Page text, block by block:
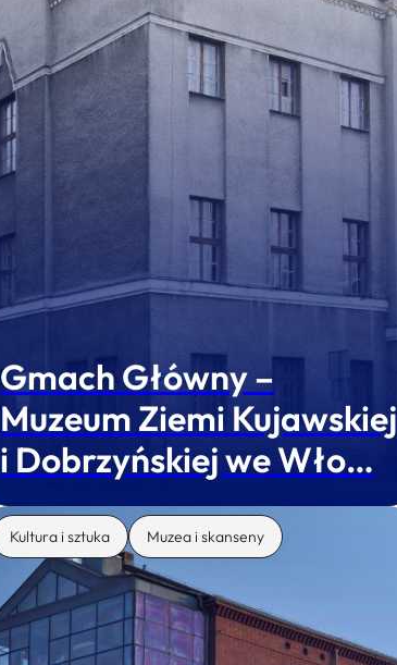
Gmach Główny –
Muzeum Ziemi Kujawskiej
i Dobrzyńskiej we Wło…
Kultura i sztuka Muzea i skanseny